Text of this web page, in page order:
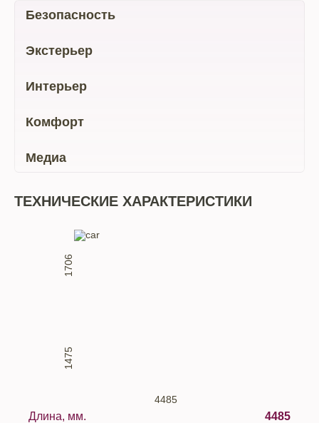
Безопасность
Экстерьер
Интерьер
Комфорт
Медиа
ТЕХНИЧЕСКИЕ ХАРАКТЕРИСТИКИ
4485
1475
1706
Длина, мм.
4485